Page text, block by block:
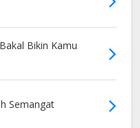
Bikin Kamu
Semangat